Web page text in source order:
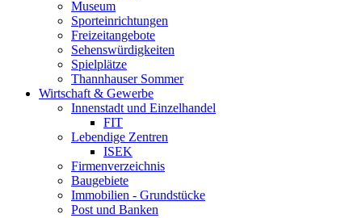
Museum
Sporteinrichtungen
Freizeitangebote
Sehenswürdigkeiten
Spielplätze
Thannhauser Sommer
Wirtschaft & Gewerbe
Innenstadt und Einzelhandel
FIT
Lebendige Zentren
ISEK
Firmenverzeichnis
Baugebiete
Immobilien - Grundstücke
Post und Banken